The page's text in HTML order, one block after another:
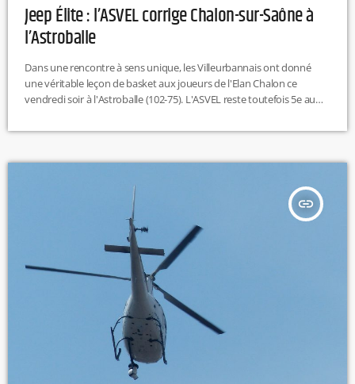
Jeep Élite : l’ASVEL corrige Chalon-sur-Saône à
l’Astroballe
Dans une rencontre à sens unique, les Villeurbannais ont donné
une véritable leçon de basket aux joueurs de l'Elan Chalon ce
vendredi soir à l'Astroballe (102-75). L'ASVEL reste toutefois 5e au
les joueurs de T.J. Parker ont réalisé une grande performance
Heurtel (12 points, 6 passes décisives) et Moustapha Fall (13 […]
insert_link